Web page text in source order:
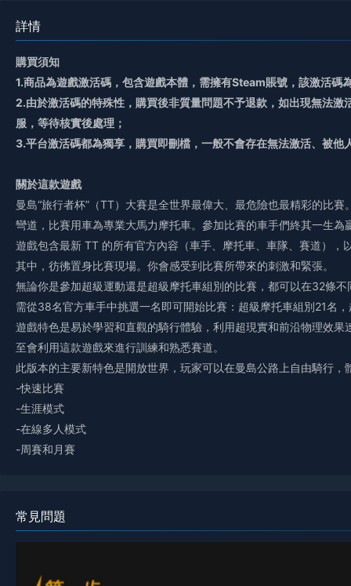
詳情
購買須知
1.商品為遊戲激活碼，包含遊戲本體，需擁有Steam賬號，該激活碼
2.由於激活碼的特殊性，購買後非質量問題不予退款，如出現無法
服，等待核實後處理；
3.平台激活碼都為獨享，購買即刪檔，一般不會存在無法激活、被他
關於這款遊戲
曼島“旅行者杯”（TT）大賽是全世界最偉大、最危險也最精彩的比
彎道，比賽用車為專業大馬力摩托車。參加比賽的車手們終其一生
遊戲包含最新 TT 的所有官方內容（車手、摩托車、車隊、賽道），
其中，彷彿置身比賽現場。你會感受到比賽所帶來的刺激和緊張。
無論你是參加超級運動還是超級摩托車組別的比賽，都可以在32條
需從38名官方車手中挑選一名即可開始比賽：超級摩托車組別21名
遊戲特色是易於學習和直觀的騎行體驗，利用超現實和前沿物理效
至會利用這款遊戲來進行訓練和熟悉賽道。
此版本的主要新特色是開放世界，玩家可以在曼島公路上自由騎行
-快速比賽
-生涯模式
-在線多人模式
-周賽和月賽
常見問題